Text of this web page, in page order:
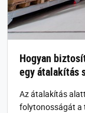
Hogyan
egy átalakítás
Az átalakítás
folytonosságát a